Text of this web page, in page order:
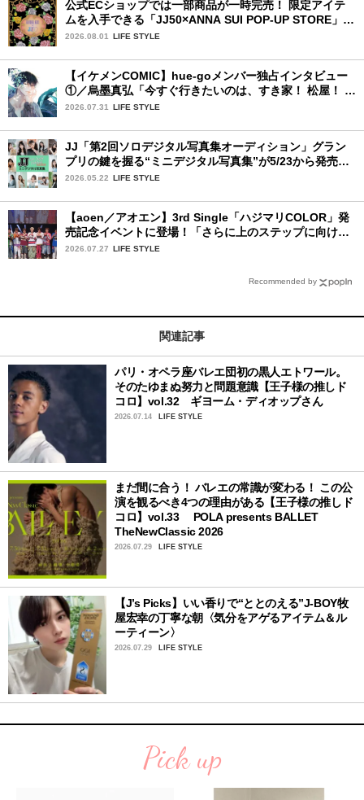
公式ECショップでは一部商品が一時完売！ 限定アイテ
ムを入手できる「JJ50×ANNA SUI POP-UP STORE」が
広島で開催決定
2026.08.01 LIFE STYLE
【イケメンCOMIC】hue-goメンバー独占インタビュー
①／烏墨真弘「今すぐ行きたいのは、すき家！ 松屋！ ミ
スド！」
2026.07.31 LIFE STYLE
JJ「第2回ソロデジタル写真集オーディション」グラン
プリの鍵を握る“ミニデジタル写真集”が5/23から発売！
ファイナリストの個性あふれる18冊
2026.05.22 LIFE STYLE
【aoen／アオエン】3rd Single「ハジマリCOLOR」発
売記念イベントに登場！「さらに上のステップに向けた
新たなハジマリになるように」と爽やかな笑顔で意気込
2026.07.27 LIFE STYLE
Recommended by
関連記事
パリ・オペラ座バレエ団初の黒人エトワール。
そのたゆまぬ努力と問題意識【王子様の推しド
コロ】vol.32 ギヨーム・ディオップさん
2026.07.14 LIFE STYLE
まだ間に合う！ バレエの常識が変わる！ この公
演を観るべき4つの理由がある【王子様の推しド
コロ】vol.33 POLA presents BALLET
TheNewClassic 2026
2026.07.29 LIFE STYLE
【J’s Picks】いい香りで“ととのえる”J-BOY牧
屋宏幸の丁寧な朝〈気分をアゲるアイテム＆ル
ーティーン〉
2026.07.29 LIFE STYLE
Pick up